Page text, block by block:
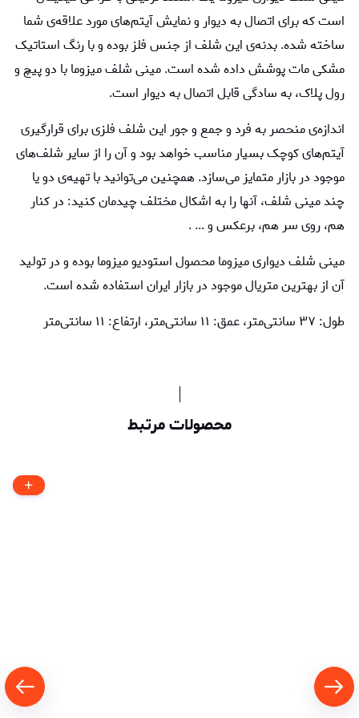
است که برای اتصال به دیوار و نمایش آیتم‌های مورد علاقه‌ی شما
ساخته شده. بدنه‌ی این شلف از جنس فلز بوده و با رنگ استاتیک
مشکی مات پوشش داده شده است. مینی شلف میزوما با دو پیچ و
رول پلاک، به سادگی قابل اتصال به دیوار است.
اندازه‌ی منحصر به فرد و جمع و جور این شلف فلزی برای قرارگیری
آیتم‌های کوچک بسیار مناسب خواهد بود و آن را از سایر شلف‌های
موجود در بازار متمایز می‌سازد. همچنین می‌توانید با تهیه‌ی دو یا
چند مینی شلف، آنها را به اشکال مختلف چیدمان کنید: در کنار
هم، روی سر هم، برعکس و ... .
مینی شلف دیواری میزوما محصول استودیو میزوما بوده و در تولید
آن از بهترین متریال موجود در بازار ایران استفاده شده است.
طول: ۳۷ سانتی‌متر، عمق: ۱۱ سانتی‌متر، ارتفاع: ۱۱ سانتی‌متر
محصولات مرتبط